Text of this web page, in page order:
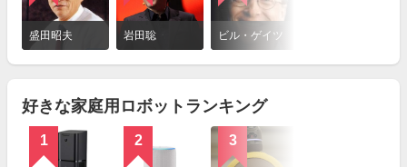
盛田昭夫 岩田聡 ビル・ゲイツ
好きな家庭用ロボットランキング
1 2 3